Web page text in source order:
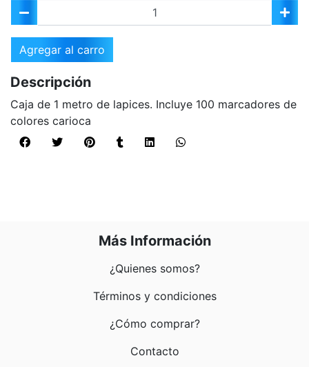
Agregar al carro
Descripción
Caja de 1 metro de lapices. Incluye 100 marcadores de
colores carioca
Más Información
¿Quienes somos?
Términos y condiciones
¿Cómo comprar?
Contacto